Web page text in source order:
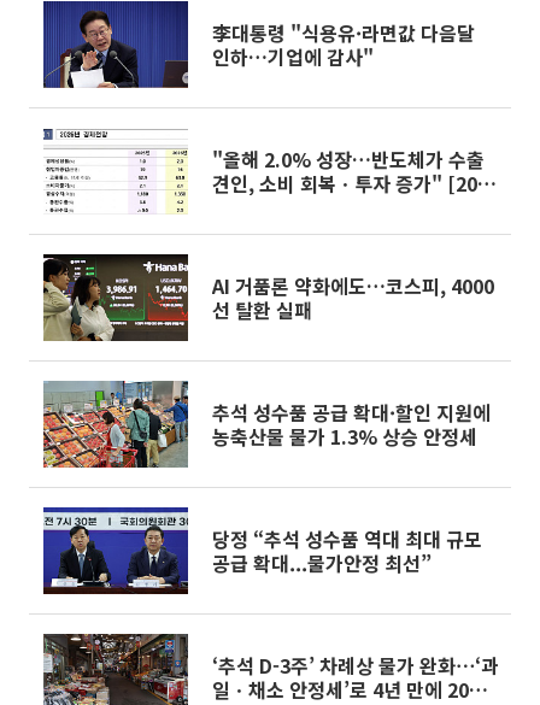
李대통령 "식용유·라면값 다음달
인하…기업에 감사"
"올해 2.0% 성장…반도체가 수출
견인, 소비 회복ㆍ투자 증가" [2026
AI 거품론 약화에도…코스피, 4000
선 탈환 실패
추석 성수품 공급 확대·할인 지원에
농축산물 물가 1.3% 상승 안정세
당정 “추석 성수품 역대 최대 규모
공급 확대...물가안정 최선”
‘추석 D-3주’ 차례상 물가 완화⋯‘과
일ㆍ채소 안정세’로 4년 만에 20만